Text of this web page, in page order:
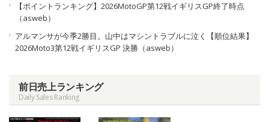
【ポイントランキング】2026MotoGP第12戦イギリスGP終了時点
（asweb）
アルマンサが今季2勝目。山中はマシントラブルに泣く【順位結果】
2026Moto3第12戦イギリスGP 決勝（asweb）
前日売上ランキング
Daily Sales Ranking